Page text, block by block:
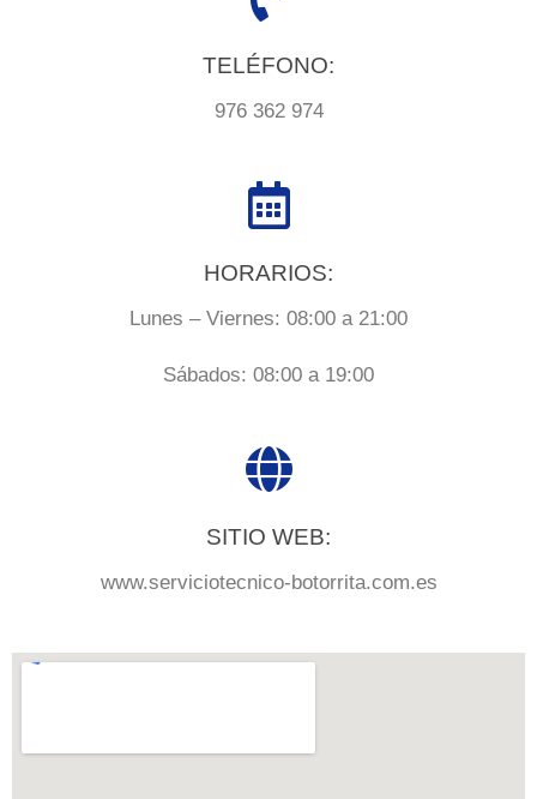
TELÉFONO:
976 362 974
HORARIOS:
Lunes – Viernes: 08:00 a 21:00
Sábados: 08:00 a 19:00
SITIO WEB:
www.serviciotecnico-botorrita.com.es